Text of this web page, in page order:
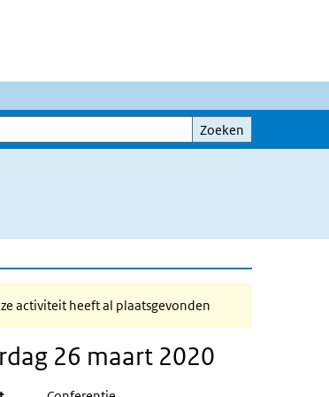
Zoeken
activiteit heeft al plaatsgevonden
26 maart 2020